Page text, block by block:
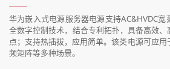
华为嵌入式电源服务器电源支持AC&HVDC
全数字控制技术，结合专利拓扑，具备高效
点；支持热插拔，应用简单。该类电源可应用
频矩阵等多种场景。